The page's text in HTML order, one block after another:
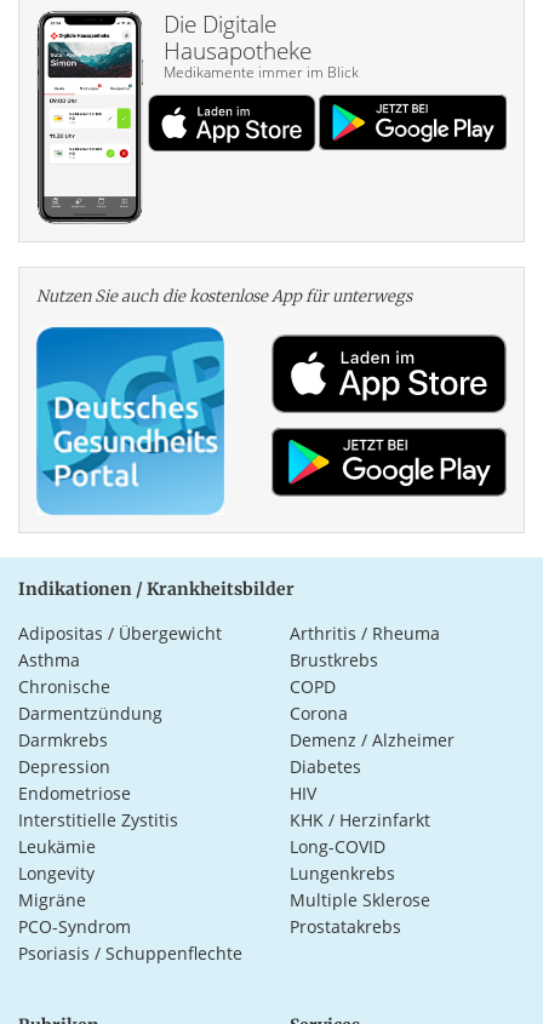
Die Digitale
Hausapotheke
Medikamente immer im Blick
Nutzen Sie auch die kosten­lose App für unterwegs
Indikationen / Krankheitsbilder
Adipositas / Übergewicht
Arthritis / Rheuma
Asthma
Brustkrebs
Chronische
Darmentzündung
COPD
Corona
Darmkrebs
Demenz / Alzheimer
Depression
Diabetes
Endometriose
HIV
Interstitielle Zystitis
KHK / Herzinfarkt
Leukämie
Long-COVID
Longevity
Lungenkrebs
Migräne
Multiple Sklerose
PCO-Syndrom
Prostatakrebs
Psoriasis / Schuppenflechte